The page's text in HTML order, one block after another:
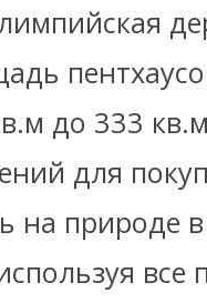
до 333
для
природе в
все